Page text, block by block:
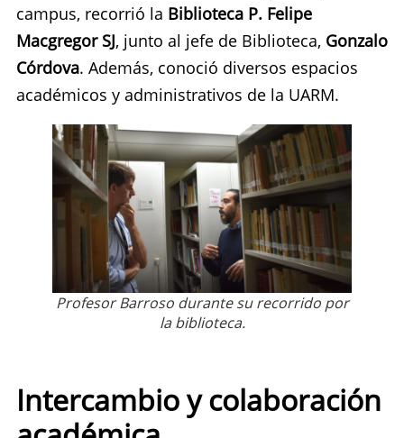
campus, recorrió la Biblioteca P. Felipe
Macgregor SJ, junto al jefe de Biblioteca, Gonzalo
Córdova. Además, conoció diversos espacios
académicos y administrativos de la UARM.
Profesor Barroso durante su recorrido por
la biblioteca.
Intercambio y colaboración